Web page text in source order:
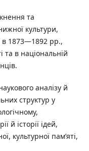
та
культури,
в 1873—1892 рр.,
та в національній
аналізу й
структур у
й історії ідей,
культурної пам’яті,